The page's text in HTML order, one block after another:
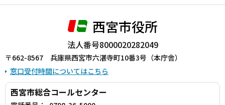
西宮市役所
法人番号8000020282049
〒662-8567 兵庫県西宮市六湛寺町10番3号（本庁舎）
窓口受付時間についてはこちら
西宮市総合コールセンター